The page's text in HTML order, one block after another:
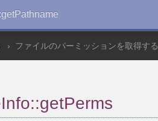
ファイルのパーミッションを取得する